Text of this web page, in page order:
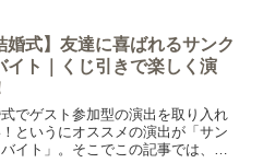
れや注意することについてお伝えし
。
婚式】友達に喜ばれるサンク
イト｜くじ引きで楽しく演
でゲスト参加型の演出を取り入れ
というにオススメの演出が「サン
イト」。そこでこの記事では、筆